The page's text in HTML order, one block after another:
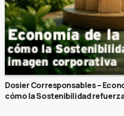
Dosier Corresponsables –
cómo la Sostenibilidad